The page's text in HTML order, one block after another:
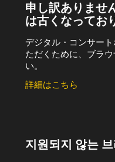
申し訳ありませ
は古くなってお
デジタル・コンサー
ただくために、ブラ
い。
詳細はこちら
지원되지 않는